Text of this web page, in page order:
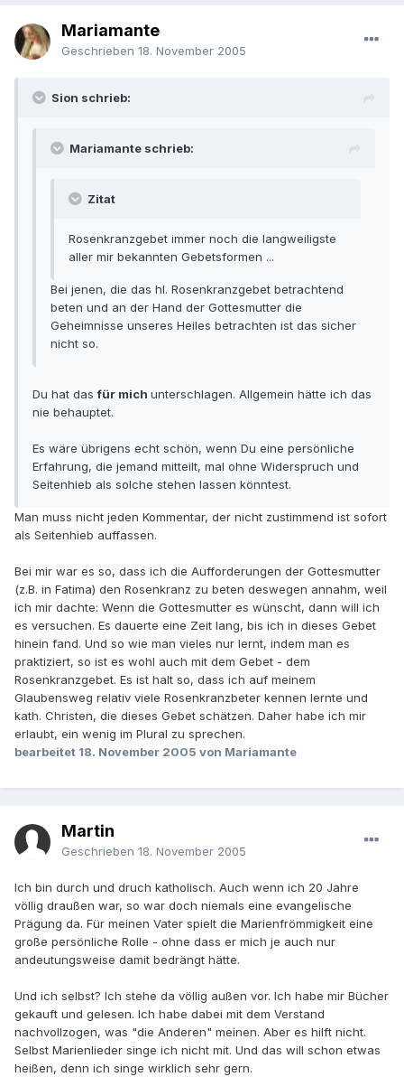
Mariamante
Geschrieben 18. November 2005
Sion schrieb:
Mariamante schrieb:
Zitat
Rosenkranzgebet immer noch die langweiligste
aller mir bekannten Gebetsformen ...
Bei jenen, die das hl. Rosenkranzgebet betrachtend
beten und an der Hand der Gottesmutter die
Geheimnisse unseres Heiles betrachten ist das sicher
nicht so.
Du hat dasfür mich unterschlagen. Allgemein hätte ich das
nie behauptet.
Es wäre übrigens echt schön, wenn Du eine persönliche
Erfahrung, die jemand mitteilt, mal ohne Widerspruch und
Seitenhieb als solche stehen lassen könntest.
Man muss nicht jeden Kommentar, der nicht zustimmend ist sofort
als Seitenhieb auffassen.
Bei mir war es so, dass ich die Aufforderungen der Gottesmutter
(z.B. in Fatima) den Rosenkranz zu beten deswegen annahm, weil
ich mir dachte: Wenn die Gottesmutter es wünscht, dann will ich
es versuchen. Es dauerte eine Zeit lang, bis ich in dieses Gebet
hinein fand. Und so wie man vieles nur lernt, indem man es
praktiziert, so ist es wohl auch mit dem Gebet - dem
Rosenkranzgebet. Es ist halt so, dass ich auf meinem
Glaubensweg relativ viele Rosenkranzbeter kennen lernte und
kath. Christen, die dieses Gebet schätzen. Daher habe ich mir
erlaubt, ein wenig im Plural zu sprechen.
bearbeitet 18. November 2005 von Mariamante
Martin
Geschrieben 18. November 2005
Ich bin durch und druch katholisch. Auch wenn ich 20 Jahre
völlig draußen war, so war doch niemals eine evangelische
Prägung da. Für meinen Vater spielt die Marienfrömmigkeit eine
große persönliche Rolle - ohne dass er mich je auch nur
andeutungsweise damit bedrängt hätte.
Und ich selbst? Ich stehe da völlig außen vor. Ich habe mir Bücher
gekauft und gelesen. Ich habe dabei mit dem Verstand
nachvollzogen, was "die Anderen" meinen. Aber es hilft nicht.
Selbst Marienlieder singe ich nicht mit. Und das will schon etwas
heißen, denn ich singe wirklich sehr gern.